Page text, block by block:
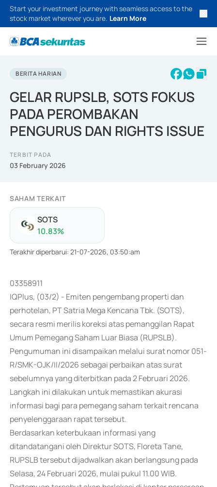
Start your investment journey with seamless access to the
stock market wherever you are. Learn More
BERITA HARIAN
GELAR RUPSLB, SOTS FOKUS
PADA PEROMBAKAN
PENGURUS DAN RIGHTS ISSUE
TERBIT PADA
03 February 2026
SAHAM TERKAIT
SOTS
10.83%
Terakhir diperbarui: 21-07-2026, 03:50:am
03358911
IQPlus, (03/2) - Emiten pengembang properti dan
perhotelan, PT Satria Mega Kencana Tbk. (SOTS),
secara resmi merilis koreksi atas pemanggilan Rapat
Umum Pemegang Saham Luar Biasa (RUPSLB).
Pengumuman ini disampaikan melalui surat nomor 051-
R/SMK-OJK/II/2026 sebagai perbaikan atas surat
sebelumnya yang diterbitkan pada 2 Februari 2026.
Langkah ini dilakukan untuk memastikan akurasi
informasi bagi para pemegang saham terkait rencana
penyelenggaraan rapat tersebut.
Berdasarkan keterbukaan informasi yang
ditandatangani oleh Direktur SOTS, Floreta Tane,
RUPSLB tersebut dijadwalkan akan berlangsung pada
Selasa, 24 Februari 2026, mulai pukul 11.00 WIB.